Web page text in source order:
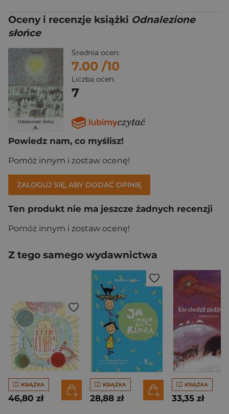
Oceny i recenzje książki Odnalezione
słońce
Średnia ocen:
7.00 /10
Liczba ocen:
7
Powiedz nam, co myślisz!
Pomóż innym i zostaw ocenę!
ZALOGUJ SIĘ, ABY DODAĆ OPINIĘ
Ten produkt nie ma jeszcze żadnych recenzji
Pomóż innym i zostaw ocenę!
Z tego samego wydawnictwa
KSIĄŻKA
46,80 zł
KSIĄŻKA
28,88 zł
KSIĄŻKA
33,35 zł